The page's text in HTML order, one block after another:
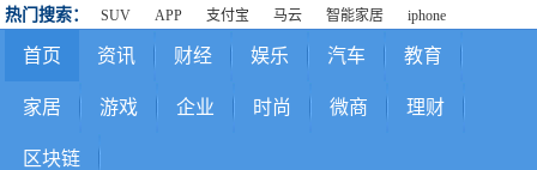
热门搜索： SUV APP 支付宝 马云 智能家居 iphone
首页 资讯 财经 娱乐 汽车 教育
家居 游戏 企业 时尚 微商 理财
区块链